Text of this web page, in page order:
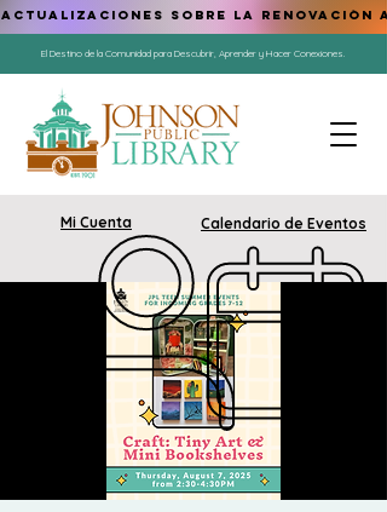
El Destino de la Comunidad para Descubrir, Aprender y Hacer Conexiones.
Mi Cuenta Calendario de Eventos
ACTUALIZACIONES SOBRE LA RENOVACIÓN